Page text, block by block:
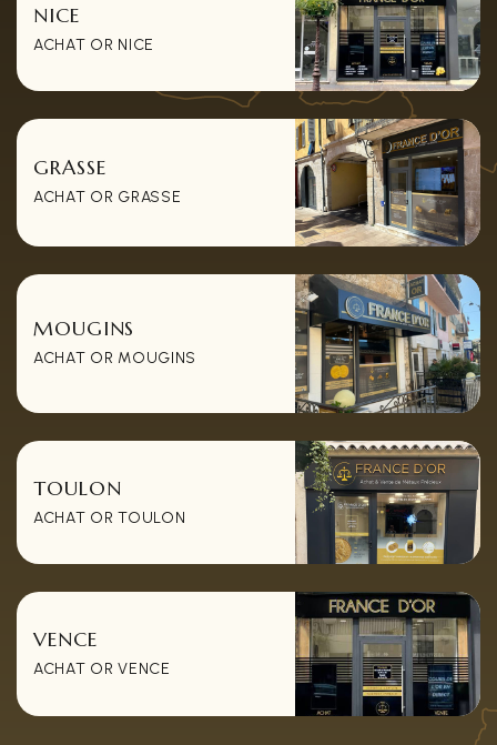
NICE
ACHAT OR NICE
GRASSE
ACHAT OR GRASSE
MOUGINS
ACHAT OR MOUGINS
TOULON
ACHAT OR TOULON
VENCE
ACHAT OR VENCE